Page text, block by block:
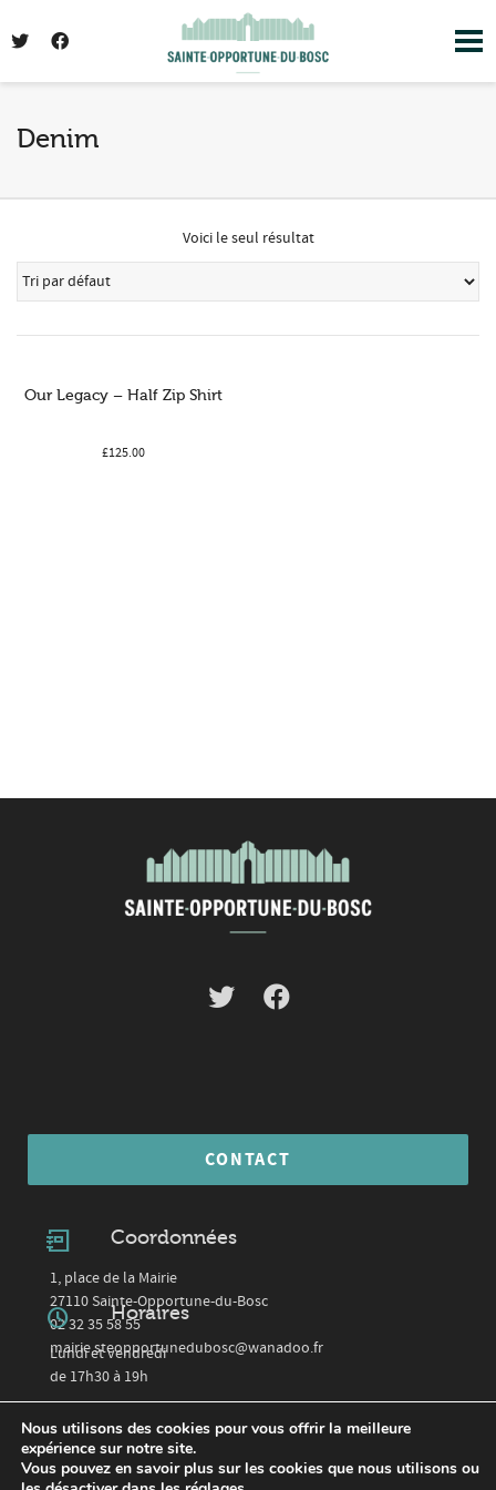
I'm looking for productin a size
. Show
me thecolouritems.
Denim
Voici le seul résultat
Our Legacy – Half Zip Shirt
£125.00
CONTACT
Coordonnées
1, place de la Mairie
27110 Sainte-Opportune-du-Bosc
02 32 35 58 55
mairie.steopportunedubosc@wanadoo.fr
Horaires
Lundi et vendredi
de 17h30 à 19h
©2026 Mairie Saint-Opportune-du-Bosc · Site réalisé par App-it .Mentions légales/
Nous utilisons des cookies pour vous offrir la meilleure
expérience sur notre site.
Vous pouvez en savoir plus sur les cookies que nous utilisons ou